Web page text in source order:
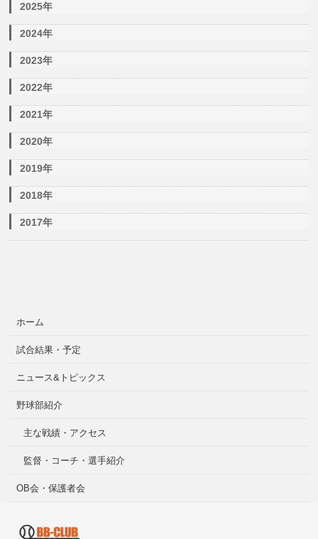
2025年
2024年
2023年
2022年
2021年
2020年
2019年
2018年
2017年
ホーム
試合結果・予定
ニュース&トピックス
野球部紹介
主な戦績・アクセス
監督・コーチ・選手紹介
OB会・保護者会